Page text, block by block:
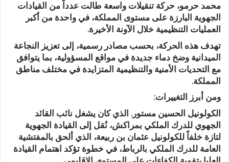
ي
محمد حرمو، حركة تنقيلات واسعة طالت عدداً من القيادات
الجهوية البارزة على مستوى المملكة، في واحدة من أكبر
العمليات التنظيمية خلال الآونة الأخيرة.
تهدف هذه الحركة، بحسب مصادر رسمية، إلى تعزيز النجاعة
الميدانية وضخ دماء جديدة في مواقع المسؤولية، بما يتوافق
مع التحديات الأمنية والتنظيمية المتزايدة في مختلف مناطق
المملكة.
ومن أبرز التغييرات:
الكولونيل الحسين مستور. الذي كان يشغل نائب القائد
الجهوي للدرك الملكي بمراكش، نُقل إلى القيادة الجهوية
لتازة خلفاً للكولونيل عثمان بن ربيعة، الذي ألحق بالمفتشية
العامة للدرك الملكي بالرباط، في خطوة تؤكد اهتمام القيادة